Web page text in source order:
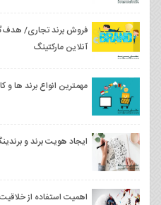
فروش برند تجاری/
آنلاین مارکتینگ
مهمترین انواع برند ها و
ایجاد هویت برند و
اهمیت استفاده از